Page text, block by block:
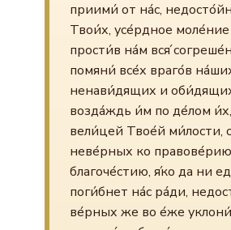
приими́ от на́с,
Твои́х, усе́рдное моле́ние
прости́в на́м вся́
помяни́ все́х враго́в
ненави́дящих и
возда́ждь и́м по де́лом
вели́цей Твое́й ми́лости,
неве́рных ко
благоче́стию, я́ко да ни
поги́бнет на́с ра́ди,
ве́рных же во е́же